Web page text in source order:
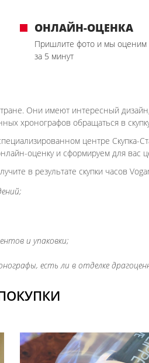
ОНЛАЙН-ОЦЕНКА
Пришлите фото и мы
за 5 минут
Они имеют интересный
хронографов обращаться в
центре Скупка-
оценку и сформируем для
в результате скупки часов
и упаковки;
есть ли в отделке